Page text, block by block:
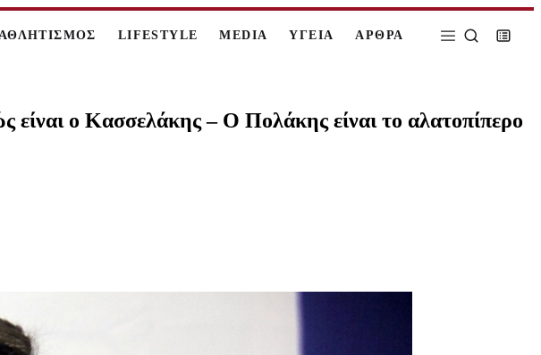
LIFESTYLE MEDIA ΥΓΕΙΑ ΑΡΘΡΑ
ο Κασσελάκης – Ο Πολάκης είναι το αλατοπίπερο